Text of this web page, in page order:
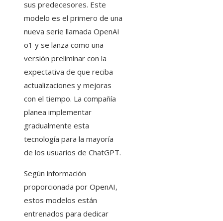
sus predecesores. Este
modelo es el primero de una
nueva serie llamada OpenAI
o1 y se lanza como una
versión preliminar con la
expectativa de que reciba
actualizaciones y mejoras
con el tiempo. La compañía
planea implementar
gradualmente esta
tecnología para la mayoría
de los usuarios de ChatGPT.
Según información
proporcionada por OpenAI,
estos modelos están
entrenados para dedicar